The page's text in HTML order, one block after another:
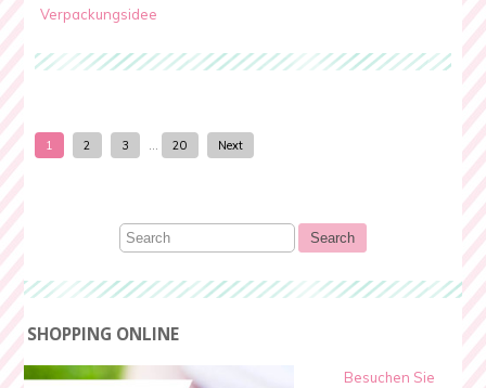
Verpackungsidee
1 2 3 … 20 Next
SHOPPING ONLINE
Besuchen Sie